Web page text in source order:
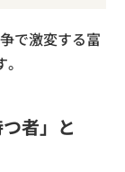
で激変する富
者」と